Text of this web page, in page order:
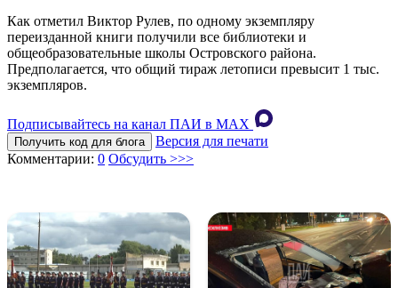
Как отметил Виктор Рулев, по одному экземпляру
переизданной книги получили все библиотеки и
общеобразовательные школы Островского района.
Предполагается, что общий тираж летописи превысит 1 тыс.
экземпляров.
Подписывайтесь на канал ПАИ в MAХ
Получить код для блога
Версия для печати
Комментарии: 0 Обсудить >>>